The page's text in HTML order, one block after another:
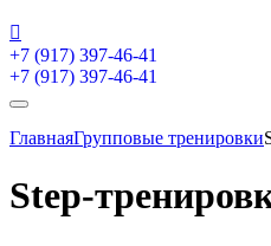
+7 (917) 397-46-41
+7 (917) 397-46-41
ГлавнаяГрупповые тренировки
Step-